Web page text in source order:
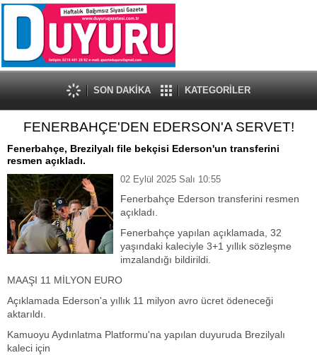
SON DAKİKA KATEGORİLER
FENERBAHÇE'DEN EDERSON'A SERVET!
Fenerbahçe, Brezilyalı file bekçisi Ederson'un transferini
resmen açıkladı.
02 Eylül 2025 Salı 10:55
Fenerbahçe Ederson transferini resmen
açıkladı.
Fenerbahçe yapılan açıklamada, 32
yaşındaki kaleciyle 3+1 yıllık sözleşme
imzalandığı bildirildi.
MAAŞI 11 MİLYON EURO
Açıklamada Ederson'a yıllık 11 milyon avro ücret ödeneceği
aktarıldı.
Kamuoyu Aydınlatma Platformu'na yapılan duyuruda Brezilyalı
kaleci için